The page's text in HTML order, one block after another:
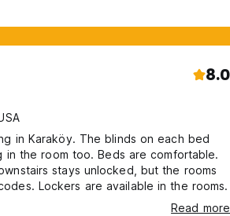
8.0
in Karaköy. The blinds on each bed
the room too. Beds are comfortable.
stays unlocked, but the rooms
Lockers are available in the rooms.
Read more